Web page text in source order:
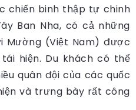
chiến binh thập tự chinh
Ban Nha, có cả những
Mường (Việt Nam) được
hiện. Du khách có thể
quân đội của các quốc
và trưng bày rất công